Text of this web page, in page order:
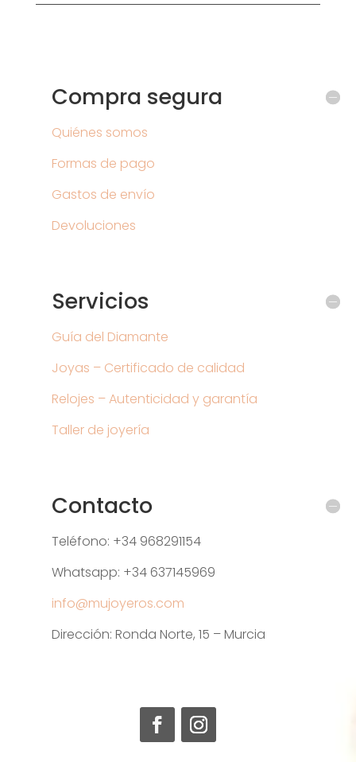
Compra segura
Quiénes somos
Formas de pago
Gastos de envío
Devoluciones
Servicios
Guía del Diamante
Joyas – Certificado de calidad
Relojes – Autenticidad y garantía
Taller de joyería
Contacto
Teléfono: +34 968291154
Whatsapp: +34 637145969
info@mujoyeros.com
Dirección: Ronda Norte, 15 – Murcia